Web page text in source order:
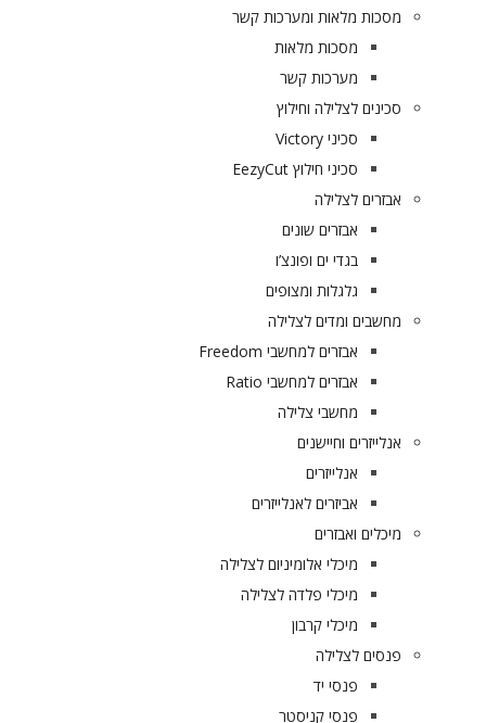
מסכות מלאות ומערכות קשר
מסכות מלאות
מערכות קשר
סכינים לצלילה וחילוץ
סכיני Victory
סכיני חילוץ EezyCut
אבזרים לצלילה
אבזרים שונים
בגדי ים ופונצ’ו
גלגלות ומצופים
מחשבים ומדים לצלילה
אבזרים למחשבי Freedom
אבזרים למחשבי Ratio
מחשבי צלילה
אנלייזרים וחיישנים
אנלייזרים
אביזרים לאנלייזרים
מיכלים ואבזרים
מיכלי אלומיניום לצלילה
מיכלי פלדה לצלילה
מיכלי קרבון
פנסים לצלילה
פנסי יד
פנסי קניסטר